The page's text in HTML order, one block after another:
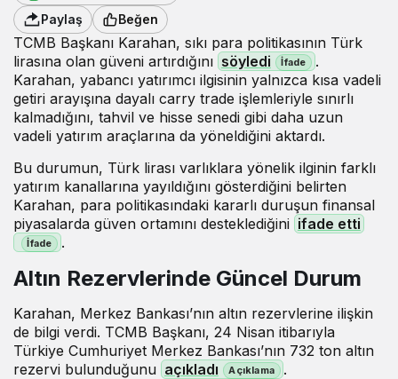
Paylaş
Beğen
TCMB Başkanı Karahan, sıkı para politikasının Türk
lirasına olan güveni artırdığını söyledi
.
Karahan, yabancı yatırımcı ilgisinin yalnızca kısa vadeli
getiri arayışına dayalı carry trade işlemleriyle sınırlı
kalmadığını, tahvil ve hisse senedi gibi daha uzun
vadeli yatırım araçlarına da yöneldiğini aktardı.
Bu durumun, Türk lirası varlıklara yönelik ilginin farklı
yatırım kanallarına yayıldığını gösterdiğini belirten
Karahan, para politikasındaki kararlı duruşun finansal
piyasalarda güven ortamını desteklediğini ifade etti
.
Altın Rezervlerinde Güncel Durum
Karahan, Merkez Bankası’nın altın rezervlerine ilişkin
de bilgi verdi. TCMB Başkanı, 24 Nisan itibarıyla
Türkiye Cumhuriyet Merkez Bankası’nın 732 ton altın
rezervi bulunduğunu açıkladı
.